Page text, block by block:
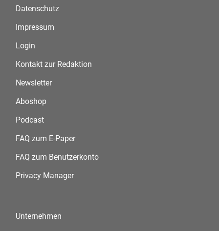
Datenschutz
Impressum
Login
Kontakt zur Redaktion
Newsletter
Aboshop
Podcast
FAQ zum E-Paper
FAQ zum Benutzerkonto
Privacy Manager
Unternehmen